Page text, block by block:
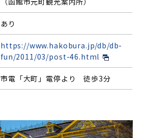
あり
https://www.hakobura.jp/db/db-
fun/2011/03/post-46.html
市電「大町」電停より 徒歩3分